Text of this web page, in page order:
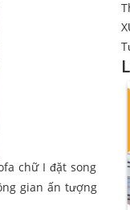
chữ I đặt song
gian ấn tượng